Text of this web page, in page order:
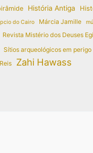
História Antiga
do Cairo Márcia Jamille
Revista Mistério dos Deuses
Sítios arqueológicos em perigo
Zahi Hawass